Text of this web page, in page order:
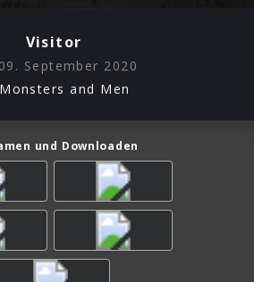
Visitor
09. September 2020
and Men
und Downloaden